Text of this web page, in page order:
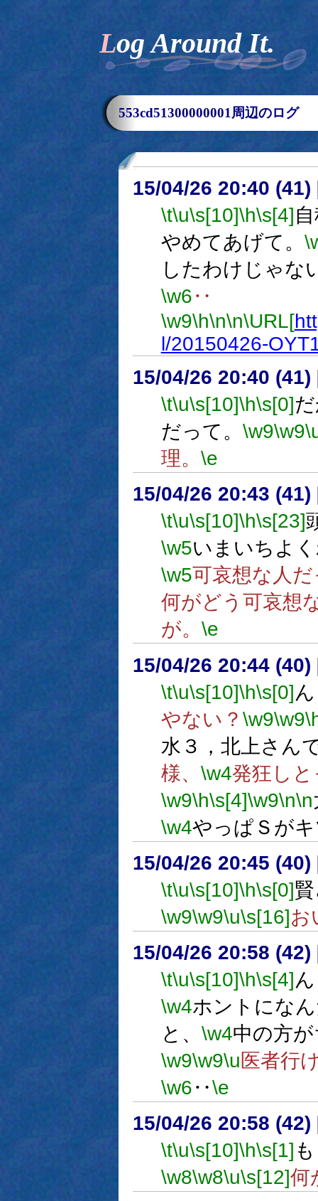
Log Around It.
553cd51300000001周辺のログ
15/04/26 20:40 (41)
\t\u\s[10]\h\s[4]
やめてあげて。
したわけじゃな
\w6‥
\w9\h\n\n\URL[
l/20150426-
15/04/26 20:40 (41)
\t\u\s[10]\h\s[0]
だって。 \w9\w9
理。 \e
15/04/26 20:43 (41)
\t\u\s[10]\h\s[23]
\w5いまいちよ
\w5可哀想な人
何がどう可哀想
が。 \e
15/04/26 20:44 (40)
\t\u\s[10]\h\s[0]
やない？ \w9\w9
水３，北上さん
様、 \w4発狂し
\w9\h\s[4]\w9\n\n
\w4やっぱＳが
15/04/26 20:45 (40)
\t\u\s[10]\h\s[0]
\w9\w9\u\s[16]お
15/04/26 20:58 (42)
\t\u\s[10]\h\s[4]
\w4ホントにな
と、 \w4中の方
\w9\w9\u医者行
\w6‥\e
15/04/26 20:58 (42)
\t\u\s[10]\h\s[1]
\w8\w8\u\s[12]何